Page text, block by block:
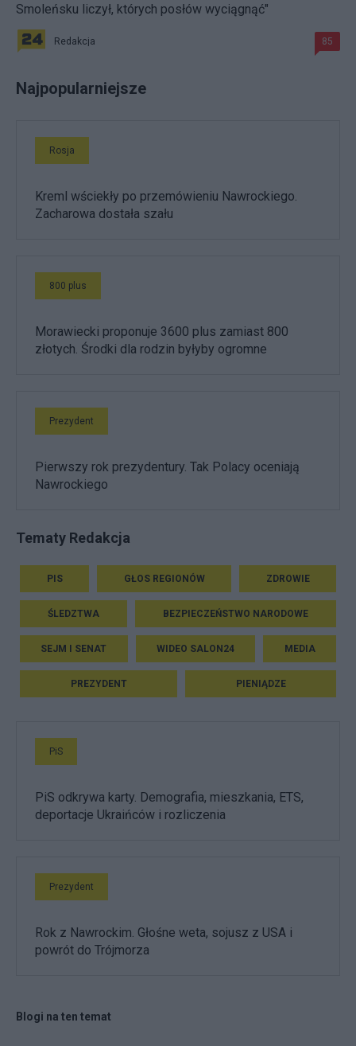
Smoleńsku liczył, których posłów wyciągnąć"
Redakcja 85
Najpopularniejsze
Rosja
Kreml wściekły po przemówieniu Nawrockiego.
Zacharowa dostała szału
800 plus
Morawiecki proponuje 3600 plus zamiast 800
złotych. Środki dla rodzin byłyby ogromne
Prezydent
Pierwszy rok prezydentury. Tak Polacy oceniają
Nawrockiego
Tematy Redakcja
PIS GŁOS REGIONÓW ZDROWIE
ŚLEDZTWA BEZPIECZEŃSTWO NARODOWE
SEJM I SENAT WIDEO SALON24 MEDIA
PREZYDENT PIENIĄDZE
PiS
PiS odkrywa karty. Demografia, mieszkania, ETS,
deportacje Ukraińców i rozliczenia
Prezydent
Rok z Nawrockim. Głośne weta, sojusz z USA i
powrót do Trójmorza
Blogi na ten temat